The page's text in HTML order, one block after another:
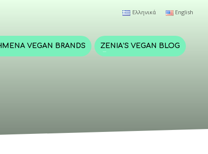
Ελληνικά English
VEGAN BRANDS ZENIA’S VEGAN BLOG